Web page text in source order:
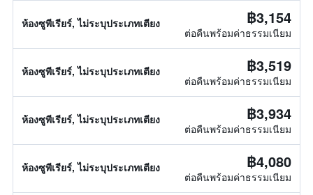
ห้องซูพีเรียร์, ไม่ระบุประเภทเตียง ฿3,154
ต่อคืนพร้อมค่าธรรมเนียม
ห้องซูพีเรียร์, ไม่ระบุประเภทเตียง ฿3,519
ต่อคืนพร้อมค่าธรรมเนียม
ห้องซูพีเรียร์, ไม่ระบุประเภทเตียง ฿3,934
ต่อคืนพร้อมค่าธรรมเนียม
ห้องซูพีเรียร์, ไม่ระบุประเภทเตียง ฿4,080
ต่อคืนพร้อมค่าธรรมเนียม